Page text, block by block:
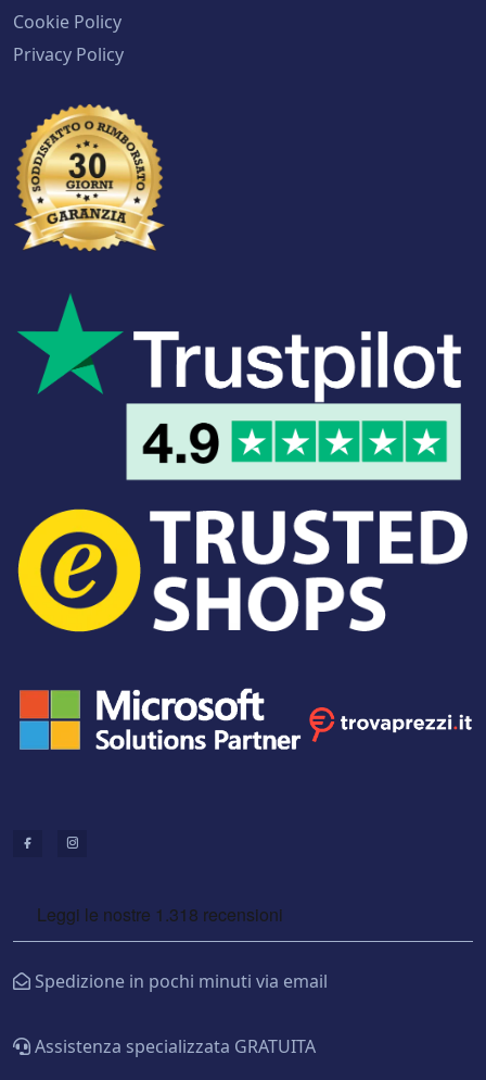
Cookie Policy
Privacy Policy
Spedizione in pochi minuti via email
Assistenza specializzata GRATUITA